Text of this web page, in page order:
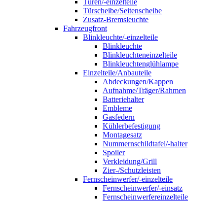
Türen/-einzelteile
Türscheibe/Seitenscheibe
Zusatz-Bremsleuchte
Fahrzeugfront
Blinkleuchte/-einzelteile
Blinkleuchte
Blinkleuchteneinzelteile
Blinkleuchtenglühlampe
Einzelteile/Anbauteile
Abdeckungen/Kappen
Aufnahme/Träger/Rahmen
Batteriehalter
Embleme
Gasfedern
Kühlerbefestigung
Montagesatz
Nummernschildtafel/-halter
Spoiler
Verkleidung/Grill
Zier-/Schutzleisten
Fernscheinwerfer/-einzelteile
Fernscheinwerfer/-einsatz
Fernscheinwerfereinzelteile